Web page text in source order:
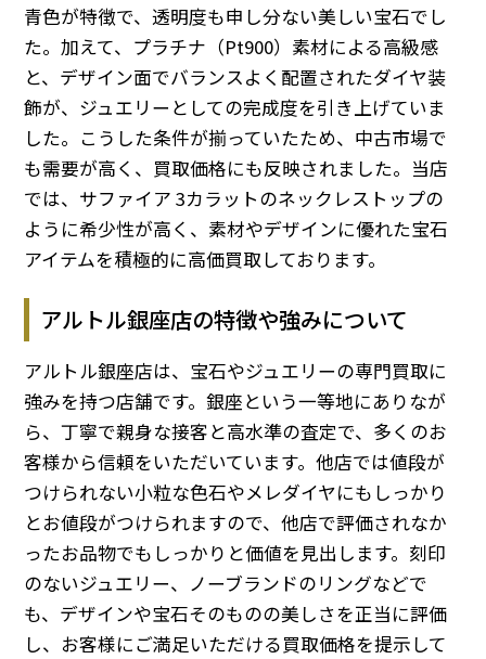
青色が特徴で、透明度も申し分ない美しい宝石でし
た。加えて、プラチナ（Pt900）素材による高級感
と、デザイン面でバランスよく配置されたダイヤ装
飾が、ジュエリーとしての完成度を引き上げていま
した。こうした条件が揃っていたため、中古市場で
も需要が高く、買取価格にも反映されました。当店
では、サファイア 3カラットのネックレストップの
ように希少性が高く、素材やデザインに優れた宝石
アイテムを積極的に高価買取しております。
アルトル銀座店の特徴や強みについて
アルトル銀座店は、宝石やジュエリーの専門買取に
強みを持つ店舗です。銀座という一等地にありなが
ら、丁寧で親身な接客と高水準の査定で、多くのお
客様から信頼をいただいています。他店では値段が
つけられない小粒な色石やメレダイヤにもしっかり
とお値段がつけられますので、他店で評価されなか
ったお品物でもしっかりと価値を見出します。刻印
のないジュエリー、ノーブランドのリングなどで
も、デザインや宝石そのものの美しさを正当に評価
し、お客様にご満足いただける買取価格を提示して